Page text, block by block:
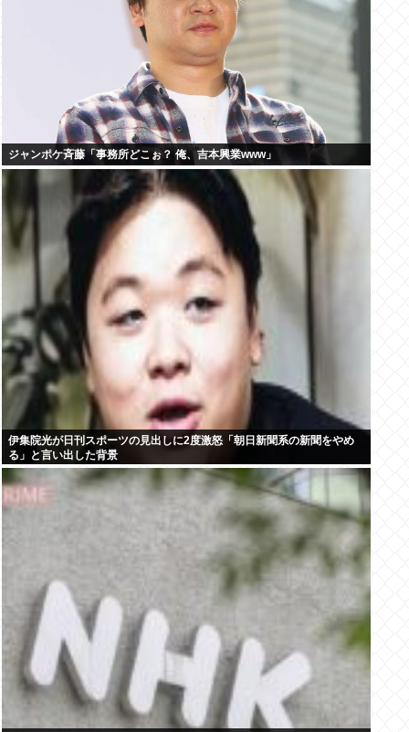
ジャンポケ斉藤「事務所どこぉ？ 俺、吉本興業www」
伊集院光が日刊スポーツの見出しに2度激怒「朝日新聞系の新聞をやめ
る」と言い出した背景